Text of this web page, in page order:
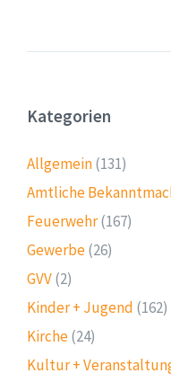
Kategorien
Allgemein(131)
Amtliche
Feuerwehr(167)
Gewerbe(26)
GVV(2)
Kinder + Jugend (162)
Kirche(24)
Kultur +